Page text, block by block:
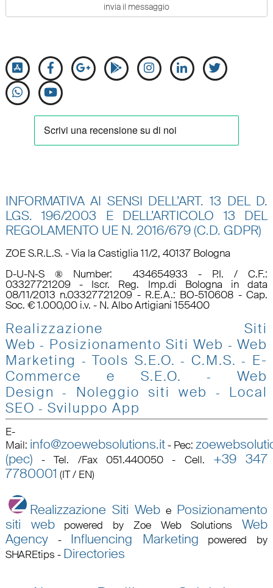
INFORMATIVA AI SENSI DELL’ART. 13 DEL D.
LGS. 196/2003 E DELL’ARTICOLO 13 DEL
REGOLAMENTO UE N. 2016/679 (C.D. GDPR)
ZOE S.R.L.S. - Via la Castiglia 11/2, 40137 Bologna
D-U-N-S ® Number: 434654933 - P.I. / C.F.:
03327721209 - Iscr. Reg. Imp.di Bologna in data
08/11/2013 n.03327721209 - R.E.A.: BO-510608 - Cap.
Soc. € 1.000,00 i.v. - N. Albo Artigiani 155400
Realizzazione Siti
Web - Posizionamento Siti Web -Web
Marketing - Tools S.E.O. - C.M.S. - E-
Commerce e S.E.O.
-Web
Design
- Noleggio siti web - Local
SEO - Sviluppo App
E-
Mail: info@zoewebsolutions.it- Pec:
(pec) -Tel. /Fax 051.440050 - Cell. +39 347
7780001 (IT / EN)
Realizzazione Siti Web e Posizionamento
siti webpowered by Zoe Web SolutionsWeb
Agency- Influencing Marketing powered by
SHAREtips - Directories